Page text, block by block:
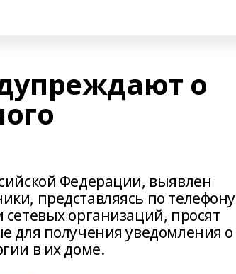
о
Федерации, выявлен
представляясь по телефону
организаций, просят
для получения уведомления о
в их доме.